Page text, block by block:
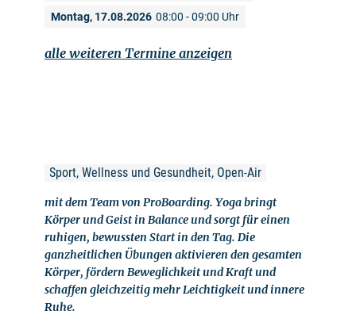
Montag, 17.08.2026 08:00 - 09:00 Uhr
alle weiteren Termine anzeigen
Sport, Wellness und Gesundheit, Open-Air
mit dem Team von ProBoarding. Yoga bringt
Körper und Geist in Balance und sorgt für einen
ruhigen, bewussten Start in den Tag. Die
ganzheitlichen Übungen aktivieren den gesamten
Körper, fördern Beweglichkeit und Kraft und
schaffen gleichzeitig mehr Leichtigkeit und innere
Ruhe.